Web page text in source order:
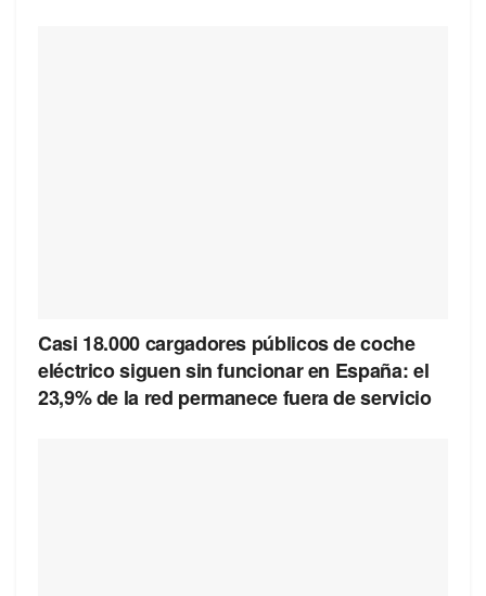
Casi 18.000 cargadores públicos de coche
eléctrico siguen sin funcionar en España: el
23,9% de la red permanece fuera de servicio